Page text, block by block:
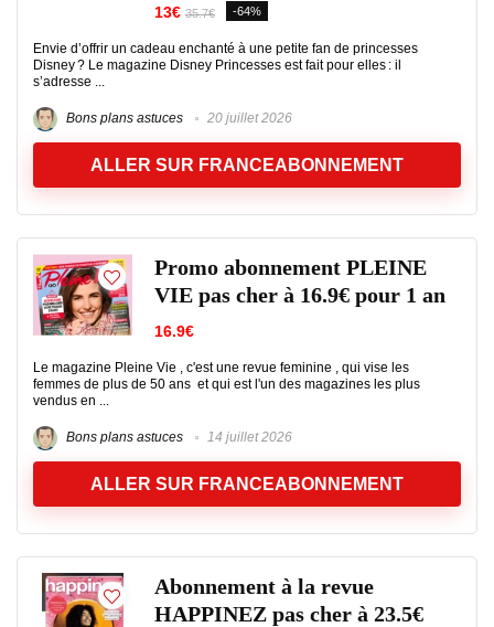
13€ 35.7€ -64%
Envie d’offrir un cadeau enchanté à une petite fan de princesses
Disney ? Le magazine Disney Princesses est fait pour elles : il
s’adresse ...
Bons plans astuces 20 juillet 2026
ALLER SUR FRANCEABONNEMENT
Promo abonnement PLEINE
VIE pas cher à 16.9€ pour 1 an
16.9€
Le magazine Pleine Vie , c'est une revue feminine , qui vise les
femmes de plus de 50 ans et qui est l'un des magazines les plus
vendus en ...
Bons plans astuces 14 juillet 2026
ALLER SUR FRANCEABONNEMENT
Abonnement à la revue
HAPPINEZ pas cher à 23.5€